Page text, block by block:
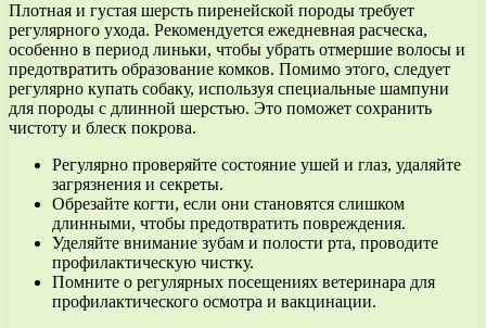
Плотная и густая шерсть пиренейской породы требует
регулярного ухода. Рекомендуется ежедневная расческа,
особенно в период линьки, чтобы убрать отмершие волосы и
предотвратить образование комков. Помимо этого, следует
регулярно купать собаку, используя специальные шампуни
для породы с длинной шерстью. Это поможет сохранить
чистоту и блеск покрова.
Регулярно проверяйте состояние ушей и глаз, удаляйте
загрязнения и секреты.
Обрезайте когти, если они становятся слишком
длинными, чтобы предотвратить повреждения.
Уделяйте внимание зубам и полости рта, проводите
профилактическую чистку.
Помните о регулярных посещениях ветеринара для
профилактического осмотра и вакцинации.